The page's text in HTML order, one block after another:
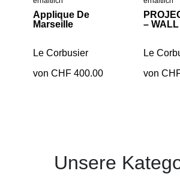
Applique De
Marseille
Le Corbusier
von CHF 400.00
–
Le
von
Unsere